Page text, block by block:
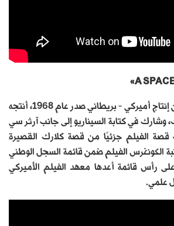
هو فيلم خيال علمي من إنتاج أميركي – بريطاني صدر عام 1968، أنتجه
وشارك في كتابة السيناريو إلى جانب آرثر سي
قصة الفيلم جزئيًا من قصة كلارك القصيرة
الكونغرس الفيلم ضمن قائمة السجل الوطني
رأس قائمة أعدها معهد الفيلم الأميركي
علمي.